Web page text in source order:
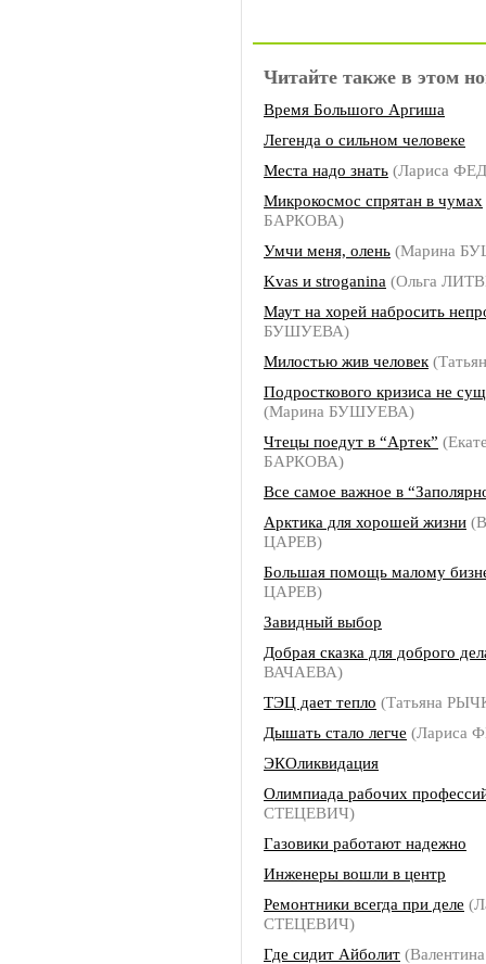
Читайте также в этом
Время Большого Аргиша
Легенда о сильном человеке
Места надо знать (Лариса
Микрокосмос спрятан в чумах
БАРКОВА)
Умчи меня, олень (Марина
Kvas и stroganina (Ольга
Маут на хорей набросить
БУШУЕВА)
Милостью жив человек
Подросткового кризиса не
(Марина БУШУЕВА)
Чтецы поедут в “Артек”
БАРКОВА)
Все самое важное в
Арктика для хорошей жизни
ЦАРЕВ)
Большая помощь малому
ЦАРЕВ)
Завидный выбор
Добрая сказка для доброго
ВАЧАЕВА)
ТЭЦ дает тепло (Татьяна
Дышать стало легче (Лариса
ЭКОликвидация
Олимпиада рабочих
СТЕЦЕВИЧ)
Газовики работают надежно
Инженеры вошли в центр
Ремонтники всегда при деле
СТЕЦЕВИЧ)
Где сидит Айболит